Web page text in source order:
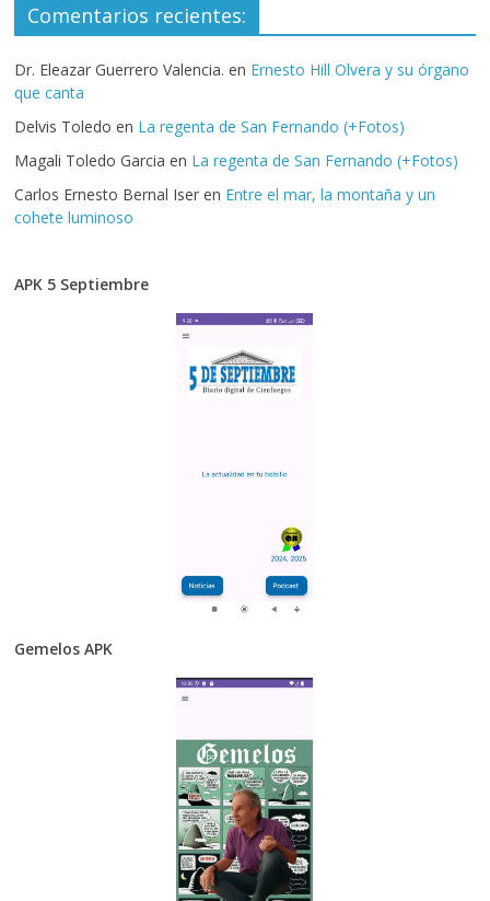
Comentarios recientes:
Dr. Eleazar Guerrero Valencia. en Ernesto Hill Olvera y su órgano
que canta
Delvis Toledo en La regenta de San Fernando (+Fotos)
Magali Toledo Garcia en La regenta de San Fernando (+Fotos)
Carlos Ernesto Bernal Iser en Entre el mar, la montaña y un
cohete luminoso
APK 5 Septiembre
Gemelos APK